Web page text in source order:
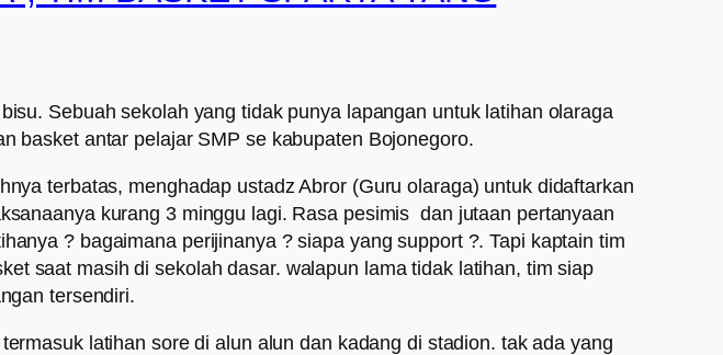
Sebuah sekolah yang tidak punya lapangan untuk latihan olaraga
basket antar pelajar SMP se kabupaten Bojonegoro.
terbatas, menghadap ustadz Abror (Guru olaraga) untuk didaftarkan
kurang 3 minggu lagi. Rasa pesimis dan jutaan pertanyaan
? bagaimana perijinanya ? siapa yang support ?. Tapi kaptain tim
saat masih di sekolah dasar. walapun lama tidak latihan, tim siap
tersendiri.
latihan sore di alun alun dan kadang di stadion. tak ada yang